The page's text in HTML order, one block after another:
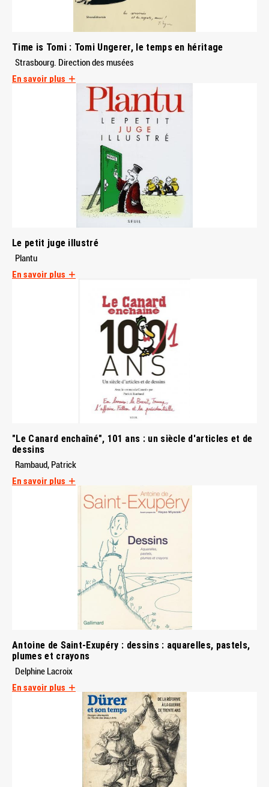
Time is Tomi : Tomi Ungerer, le temps en héritage
Strasbourg. Direction des musées
En savoir plus
Le petit juge illustré
Plantu
En savoir plus
"Le Canard enchaîné", 101 ans : un siècle d'articles et de
dessins
Rambaud, Patrick
En savoir plus
Antoine de Saint-Exupéry : dessins : aquarelles, pastels,
plumes et crayons
Delphine Lacroix
En savoir plus